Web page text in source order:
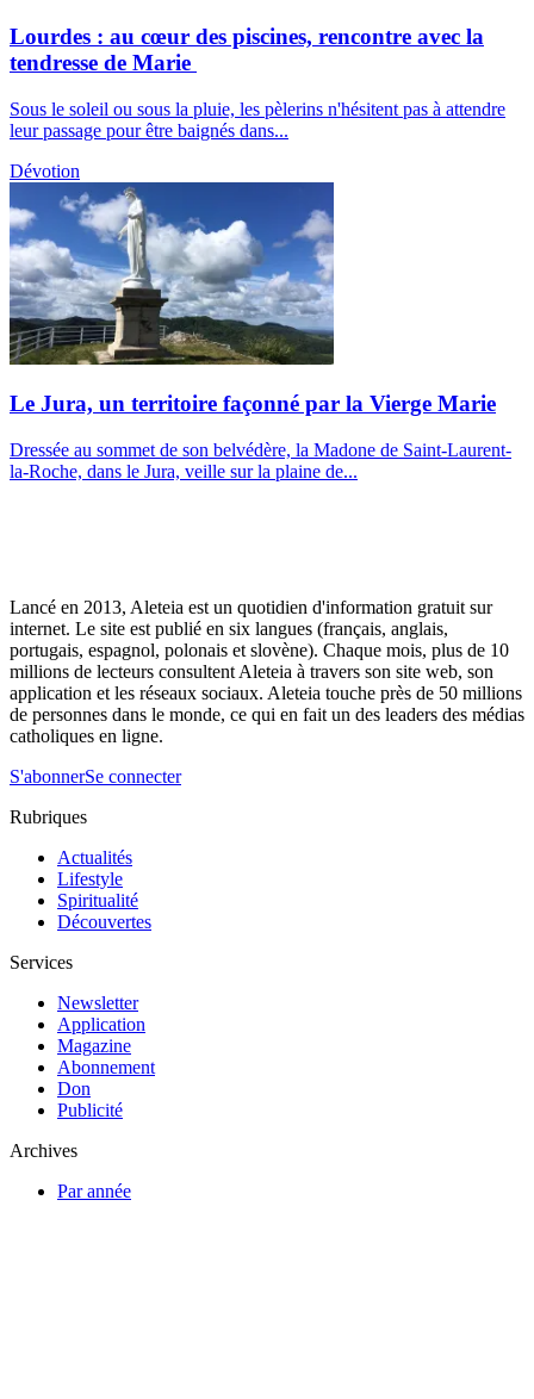
Lourdes : au cœur des piscines, rencontre avec la
tendresse de Marie
Sous le soleil ou sous la pluie, les pèlerins n'hésitent pas à attendre
leur passage pour être baignés dans...
Dévotion
Le Jura, un territoire façonné par la Vierge Marie
Dressée au sommet de son belvédère, la Madone de Saint-Laurent-
la-Roche, dans le Jura, veille sur la plaine de...
Lancé en 2013, Aleteia est un quotidien d'information gratuit sur
internet. Le site est publié en six langues (français, anglais,
portugais, espagnol, polonais et slovène). Chaque mois, plus de 10
millions de lecteurs consultent Aleteia à travers son site web, son
application et les réseaux sociaux. Aleteia touche près de 50 millions
de personnes dans le monde, ce qui en fait un des leaders des médias
catholiques en ligne.
S'abonnerSe connecter
Rubriques
Actualités
Lifestyle
Spiritualité
Découvertes
Services
Newsletter
Application
Magazine
Abonnement
Don
Publicité
Archives
Par année